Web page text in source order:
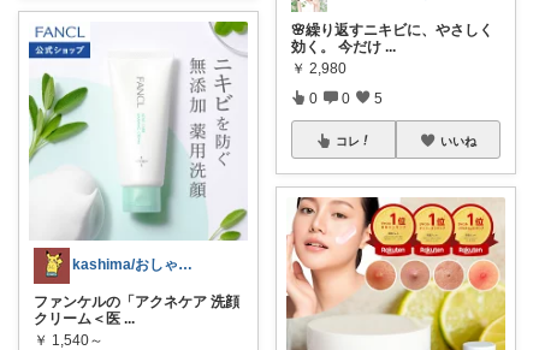
kashima/おしゃれ清潔感指南役
ファンケルの「アクネケア 洗顔
クリーム＜医 ...
￥ 1,540～
🌸繰り返すニキビに、やさしく
効く。 今だけ ...
￥ 2,980
0 0 5
コレ いいね